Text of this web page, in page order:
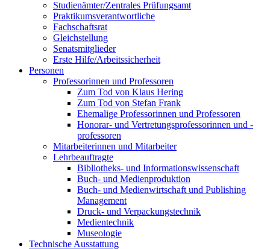
Studienämter/Zentrales Prüfungsamt
Praktikumsverantwortliche
Fachschaftsrat
Gleichstellung
Senatsmitglieder
Erste Hilfe/Arbeitssicherheit
Personen
Professorinnen und Professoren
Zum Tod von Klaus Hering
Zum Tod von Stefan Frank
Ehemalige Professorinnen und Professoren
Honorar- und Vertretungsprofessorinnen und -
professoren
Mitarbeiterinnen und Mitarbeiter
Lehrbeauftragte
Bibliotheks- und Informationswissenschaft
Buch- und Medienproduktion
Buch- und Medienwirtschaft und Publishing
Management
Druck- und Verpackungstechnik
Medientechnik
Museologie
Technische Ausstattung